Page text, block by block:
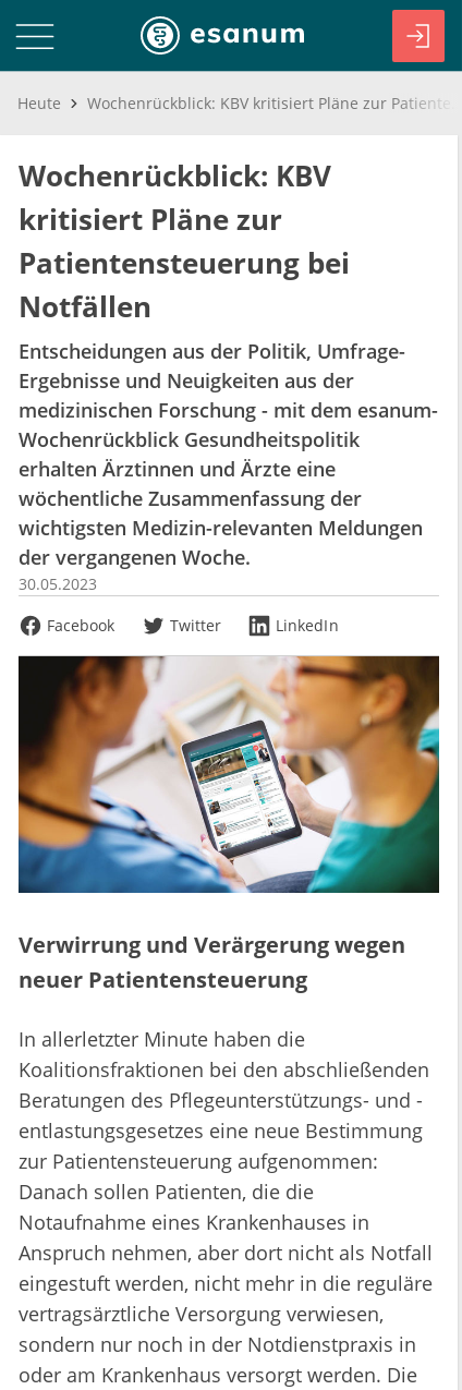
Heute
Wochenrückblick: KBV
kritisiert Pläne zur
Patientensteuerung bei
Notfällen
Entscheidungen aus der Politik, Umfrage-
Ergebnisse und Neuigkeiten aus der
medizinischen Forschung - mit dem esanum-
Wochenrückblick Gesundheitspolitik
erhalten Ärztinnen und Ärzte eine
wöchentliche Zusammenfassung der
wichtigsten Medizin-relevanten Meldungen
der vergangenen Woche.
30.05.2023
Facebook
Twitter LinkedIn
Verwirrung und Verärgerung wegen
neuer Patientensteuerung
In allerletzter Minute haben die
Koalitionsfraktionen bei den abschließenden
Beratungen des Pflegeunterstützungs- und -
entlastungsgesetzes eine neue Bestimmung
zur Patientensteuerung aufgenommen:
Danach sollen Patienten, die die
Notaufnahme eines Krankenhauses in
Anspruch nehmen, aber dort nicht als Notfall
eingestuft werden, nicht mehr in die reguläre
vertragsärztliche Versorgung verwiesen,
sondern nur noch in der Notdienstpraxis in
oder am Krankenhaus versorgt werden. Die